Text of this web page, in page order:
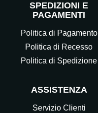
SPEDIZIONI E
PAGAMENTI
Politica di Pagamento
Politica di Recesso
Politica di Spedizione
ASSISTENZA
Servizio Clienti